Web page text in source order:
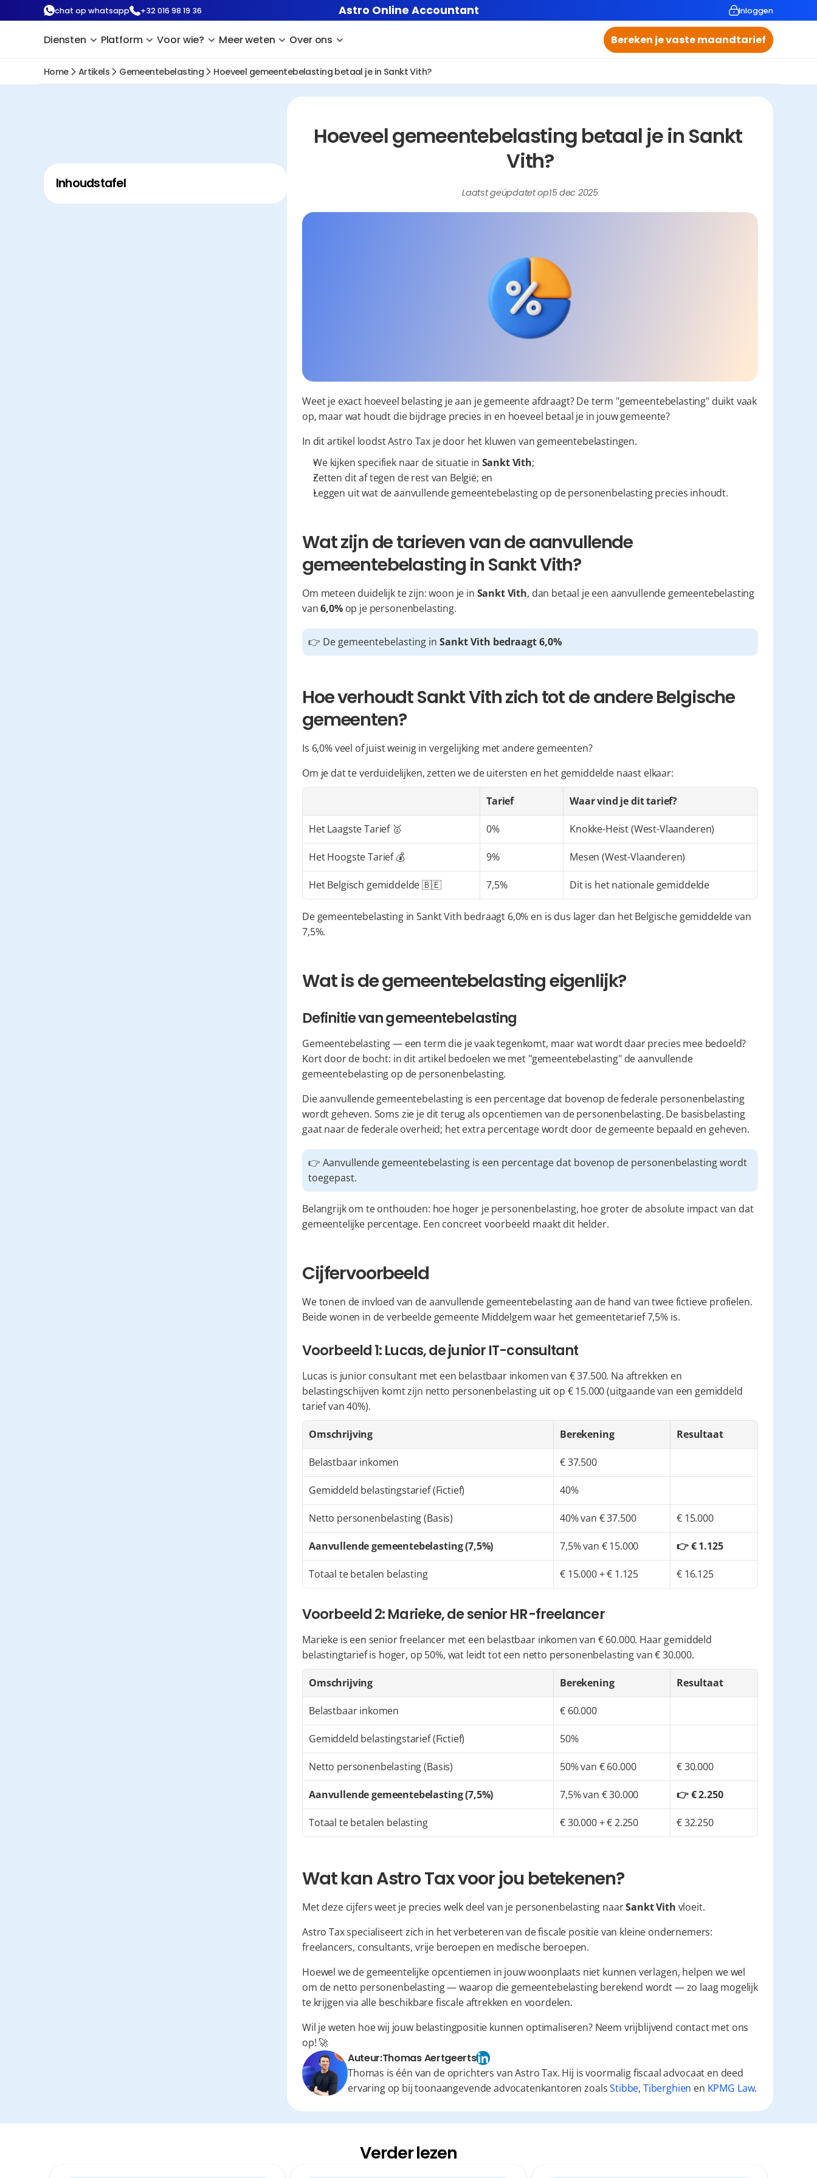
chat op whatsapp +32 016 98 19 36 Astro Online Accountant Inloggen
Diensten Platform Voor wie? Meer weten Over ons Bereken je vaste maandtarief
Home Artikels Gemeentebelasting Hoeveel gemeentebelasting betaal je in Sankt Vith?
Inhoudstafel
Hoeveel gemeentebelasting betaal je in Sankt
Vith?
Laatst geüpdatet op15 dec 2025
Weet je exact hoeveel belasting je aan je gemeente afdraagt? De term "gemeentebelasting" duikt vaak
op, maar wat houdt die bijdrage precies in en hoeveel betaal je in jouw gemeente?
In dit artikel loodst Astro Tax je door het kluwen van gemeentebelastingen.
We kijken specifiek naar de situatie in Sankt Vith;
Zetten dit af tegen de rest van België; en
Leggen uit wat de aanvullende gemeentebelasting op de personenbelasting precies inhoudt.
Wat zijn de tarieven van de aanvullende
gemeentebelasting in Sankt Vith?
Om meteen duidelijk te zijn: woon je in Sankt Vith, dan betaal je een aanvullende gemeentebelasting
van 6,0% op je personenbelasting.
👉 De gemeentebelasting in Sankt Vith bedraagt 6,0%
Hoe verhoudt Sankt Vith zich tot de andere Belgische
gemeenten?
Is 6,0% veel of juist weinig in vergelijking met andere gemeenten?
Om je dat te verduidelijken, zetten we de uitersten en het gemiddelde naast elkaar:
Tarief Waar vind je dit tarief?
Het Laagste Tarief 🥇 0% Knokke-Heist (West-Vlaanderen)
Het Hoogste Tarief 💰 9% Mesen (West-Vlaanderen)
Het Belgisch gemiddelde 🇧🇪 7,5% Dit is het nationale gemiddelde
De gemeentebelasting in Sankt Vith bedraagt 6,0% en is dus lager dan het Belgische gemiddelde van
7,5%.
Wat is de gemeentebelasting eigenlijk?
Definitie van gemeentebelasting
Gemeentebelasting — een term die je vaak tegenkomt, maar wat wordt daar precies mee bedoeld?
Kort door de bocht: in dit artikel bedoelen we met "gemeentebelasting" de aanvullende
gemeentebelasting op de personenbelasting.
Die aanvullende gemeentebelasting is een percentage dat bovenop de federale personenbelasting
wordt geheven. Soms zie je dit terug als opcentiemen van de personenbelasting. De basisbelasting
gaat naar de federale overheid; het extra percentage wordt door de gemeente bepaald en geheven.
👉 Aanvullende gemeentebelasting is een percentage dat bovenop de personenbelasting wordt
toegepast.
Belangrijk om te onthouden: hoe hoger je personenbelasting, hoe groter de absolute impact van dat
gemeentelijke percentage. Een concreet voorbeeld maakt dit helder.
Cijfervoorbeeld
We tonen de invloed van de aanvullende gemeentebelasting aan de hand van twee fictieve profielen.
Beide wonen in de verbeelde gemeente Middelgem waar het gemeentetarief 7,5% is.
Voorbeeld 1: Lucas, de junior IT-consultant
Lucas is junior consultant met een belastbaar inkomen van € 37.500. Na aftrekken en
belastingschijven komt zijn netto personenbelasting uit op € 15.000 (uitgaande van een gemiddeld
tarief van 40%).
Omschrijving Berekening Resultaat
Belastbaar inkomen € 37.500
Gemiddeld belastingstarief (Fictief) 40%
Netto personenbelasting (Basis) 40% van € 37.500 € 15.000
Aanvullende gemeentebelasting (7,5%) 7,5% van € 15.000 👉 € 1.125
Totaal te betalen belasting € 15.000 + € 1.125 € 16.125
Voorbeeld 2: Marieke, de senior HR-freelancer
Marieke is een senior freelancer met een belastbaar inkomen van € 60.000. Haar gemiddeld
belastingtarief is hoger, op 50%, wat leidt tot een netto personenbelasting van € 30.000.
Omschrijving Berekening Resultaat
Belastbaar inkomen € 60.000
Gemiddeld belastingstarief (Fictief) 50%
Netto personenbelasting (Basis) 50% van € 60.000 € 30.000
Aanvullende gemeentebelasting (7,5%) 7,5% van € 30.000 👉 € 2.250
Totaal te betalen belasting € 30.000 + € 2.250 € 32.250
Wat kan Astro Tax voor jou betekenen?
Met deze cijfers weet je precies welk deel van je personenbelasting naar Sankt Vith vloeit.
Astro Tax specialiseert zich in het verbeteren van de fiscale positie van kleine ondernemers:
freelancers, consultants, vrije beroepen en medische beroepen.
Hoewel we de gemeentelijke opcentiemen in jouw woonplaats niet kunnen verlagen, helpen we wel
om de netto personenbelasting — waarop die gemeentebelasting berekend wordt — zo laag mogelijk
te krijgen via alle beschikbare fiscale aftrekken en voordelen.
Wil je weten hoe wij jouw belastingpositie kunnen optimaliseren? Neem vrijblijvend contact met ons
op! 🚀
Auteur:Thomas Aertgeerts
Thomas is één van de oprichters van Astro Tax. Hij is voormalig fiscaal advocaat en deed
ervaring op bij toonaangevende advocatenkantoren zoalsStibbe, Tiberghien en KPMG Law.
Verder lezen